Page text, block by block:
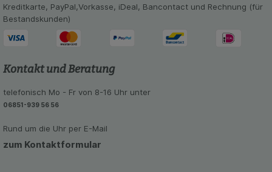
Kreditkarte, PayPal,Vorkasse, iDeal, Bancontact und Rechnung (für
Bestandskunden)
Kontakt und Beratung
telefonisch Mo - Fr von 8-16 Uhr unter
06851-939 56 56
Rund um die Uhr per E-Mail
zum Kontaktformular